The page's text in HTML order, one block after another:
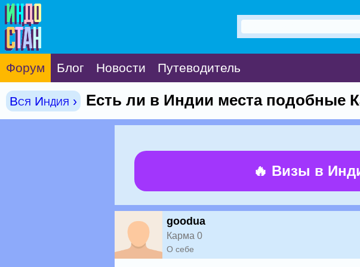
Форум Блог Новости Путеводитель
Вся Индия › Есть ли в Индии места подобные
🔥 Визы в
goodua
Карма 0
О себе